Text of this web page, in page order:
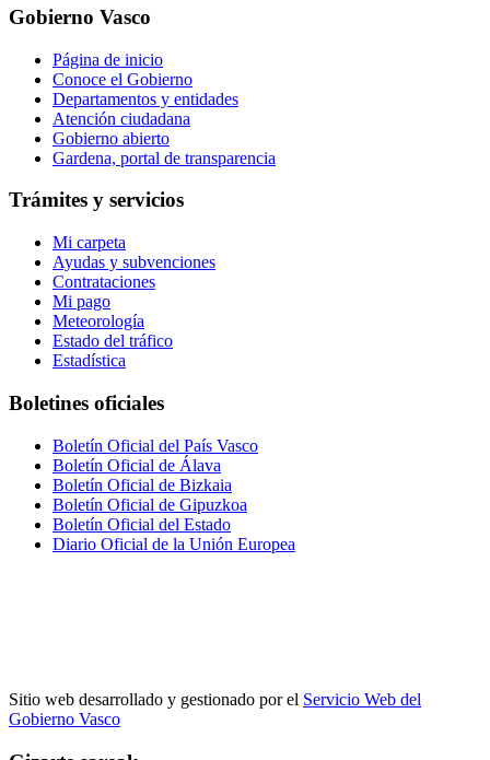
Gobierno Vasco
Página de inicio
Conoce el Gobierno
Departamentos y entidades
Atención ciudadana
Gobierno abierto
Gardena, portal de transparencia
Trámites y servicios
Mi carpeta
Ayudas y subvenciones
Contrataciones
Mi pago
Meteorología
Estado del tráfico
Estadística
Boletines oficiales
Boletín Oficial del País Vasco
Boletín Oficial de Álava
Boletín Oficial de Bizkaia
Boletín Oficial de Gipuzkoa
Boletín Oficial del Estado
Diario Oficial de la Unión Europea
Sitio web desarrollado y gestionado por el Servicio Web del
Gobierno Vasco